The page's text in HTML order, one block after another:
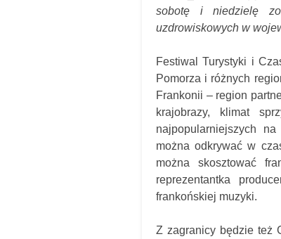
sobotę i niedzielę
uzdrowiskowych w
Festiwal Turystyki i
Pomorza i różnych
Frankonii – region
krajobrazy, klimat
najpopularniejszych
można odkrywać w
można skosztować
reprezentantka
frankońskiej muzyki.
Z zagranicy będzie też